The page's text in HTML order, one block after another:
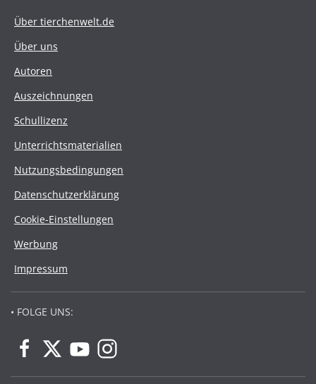
Über tierchenwelt.de
Über uns
Autoren
Auszeichnungen
Schullizenz
Unterrichtsmaterialien
Nutzungsbedingungen
Datenschutzerklärung
Cookie-Einstellungen
Werbung
Impressum
• FOLGE UNS: